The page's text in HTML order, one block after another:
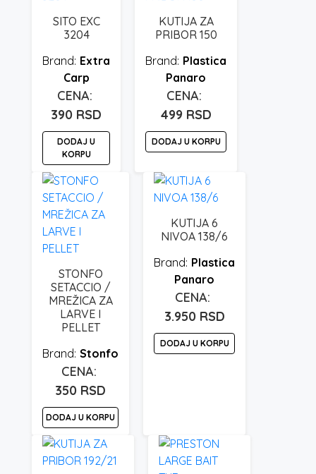
SITO EXC
3204
Extra
Carp
390 RSD
DODAJ U
KORPU
KUTIJA ZA
PRIBOR 150
Plastica
Panaro
499 RSD
DODAJ U KORPU
STONFO
SETACCIO /
MREŽICA ZA
LARVE I
PELLET
Stonfo
350 RSD
DODAJ U KORPU
KUTIJA 6
NIVOA 138/6
Plastica
Panaro
3.950 RSD
DODAJ U KORPU